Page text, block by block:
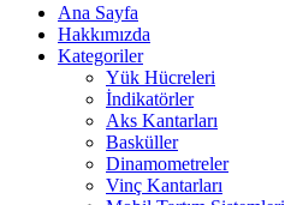
Ana Sayfa
Hakkımızda
Kategoriler
Yük Hücreleri
İndikatörler
Aks Kantarları
Basküller
Dinamometreler
Vinç Kantarları